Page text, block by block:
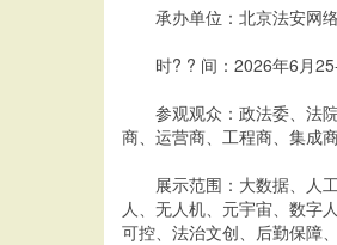
承办单位：北京法安网络
时? ? 间：2026年6月
参观观众：政法委、法院
商、运营商、工程商、集成
展示范围：大数据、人工
人、无人机、元宇宙、数字
可控、法治文创、后勤保障